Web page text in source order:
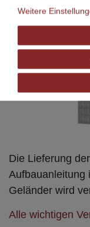
gestalten Sie
Die Lieferung
Aufbauanleitung
Geländer wird
Alle wichtigen
Weitere